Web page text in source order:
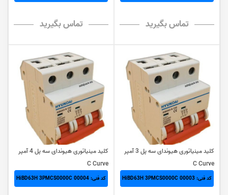
تماس بگیرید تماس بگیرید
کلید مینیاتوری هیوندای سه پل 3 آمپر
C Curve
کد فنی: HiBD63H 3PMCS0000C 00003
کلید مینیاتوری هیوندای سه پل 4 آمپر
C Curve
کد فنی: HiBD63H 3PMCS0000C 00004